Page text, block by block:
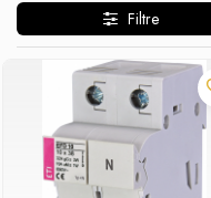
Filtre